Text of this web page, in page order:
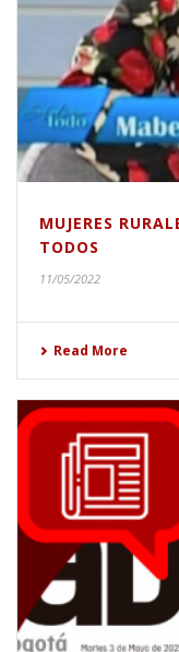
MUJERES
TODOS
11/05/2022
Read More